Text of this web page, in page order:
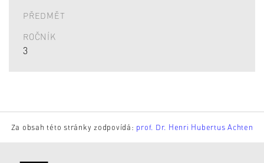
PŘEDMĚT
ROČNÍK
3
Za obsah této stránky zodpovídá: prof. Dr. Henri Hubertus Achten